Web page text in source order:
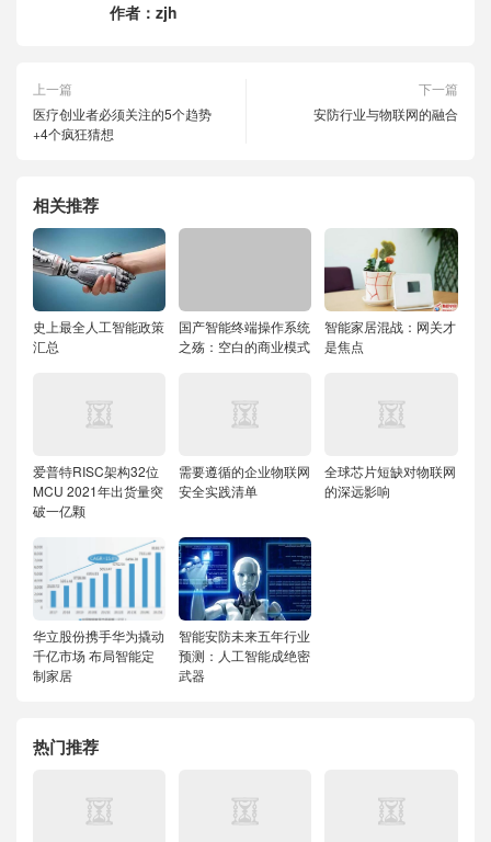
作者： zjh
上一篇
医疗创业者必须关注的5个趋势
+4个疯狂猜想
下一篇
安防行业与物联网的融合
相关推荐
史上最全人工智能政策
汇总
国产智能终端操作系统
之殇：空白的商业模式
智能家居混战：网关才
是焦点
爱普特RISC架构32位
MCU 2021年出货量突
破一亿颗
需要遵循的企业物联网
安全实践清单
全球芯片短缺对物联网
的深远影响
华立股份携手华为撬动
千亿市场 布局智能定
制家居
智能安防未来五年行业
预测：人工智能成绝密
武器
热门推荐